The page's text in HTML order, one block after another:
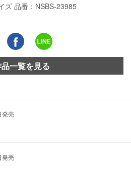
ズ 品番：NSBS-23985
一覧を見る
発売
発売